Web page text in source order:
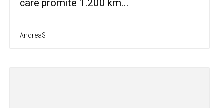
care promite 1.200 km...
AndreaS